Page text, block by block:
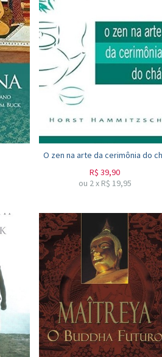
O zen na arte da cerimônia do
R$ 39,90
ou 2x R$ 19,95